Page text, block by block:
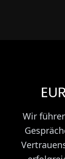
Wir